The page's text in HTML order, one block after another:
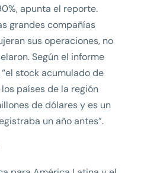
apunta el reporte.
grandes compañías
sus operaciones, no
Según el informe
stock acumulado de
países de la región
de dólares y es un
un año antes”.